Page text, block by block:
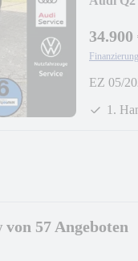
34.900
EZ 05/
1.
von 57 Angeboten